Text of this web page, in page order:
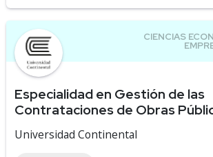
Especialidad en Gestión de las
Contrataciones de Obras
Universidad Continental